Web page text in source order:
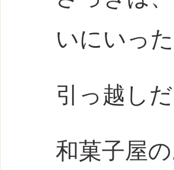
いにいった
引っ越し
和菓子屋